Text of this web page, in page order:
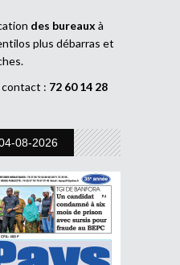
des bureaux à
plus débarras et
: 72 60 14 28
08-2026